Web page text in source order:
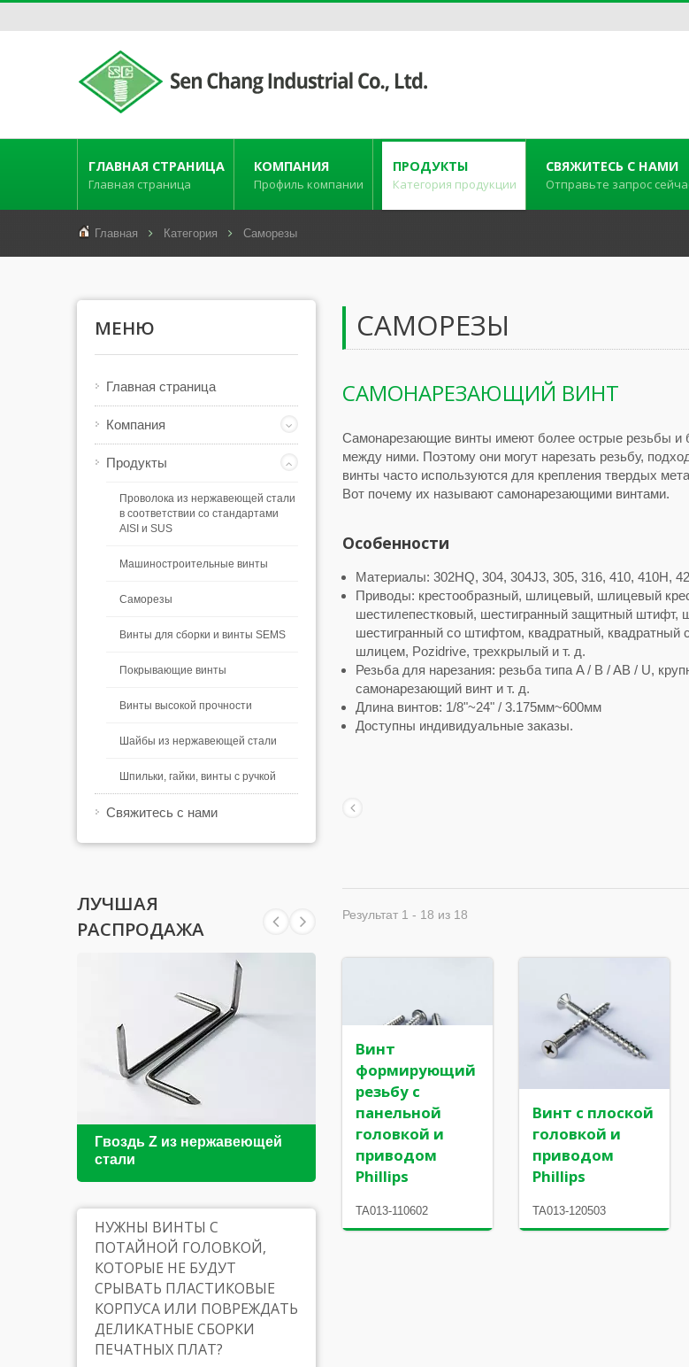
ГЛАВНАЯ СТРАНИЦА
Главная страница
КОМПАНИЯ
Профиль компании
ПРОДУКТЫ
Категория продукции
СВЯЖИТЕСЬ С НАМИ
Отправьте запрос
Главная Категория Саморезы
МЕНЮ
Главная страница
Компания
Продукты
Проволока из нержавеющей стали
в соответствии со стандартами
AISI и SUS
Машиностроительные винты
Саморезы
Винты для сборки и винты SEMS
Покрывающие винты
Винты высокой прочности
Шайбы из нержавеющей стали
Шпильки, гайки, винты с ручкой
Свяжитесь с нами
ЛУЧШАЯ
РАСПРОДАЖА
Гвоздь Z из нержавеющей
стали
Винты с торцевой головкой
DIN912
НУЖНЫ ВИНТЫ С
ПОТАЙНОЙ ГОЛОВКОЙ,
КОТОРЫЕ НЕ БУДУТ
СРЫВАТЬ ПЛАСТИКОВЫЕ
КОРПУСА ИЛИ ПОВРЕЖДАТЬ
ДЕЛИКАТНЫЕ СБОРКИ
ПЕЧАТНЫХ ПЛАТ?
САМОРЕЗЫ
САМОНАРЕЗАЮЩИЙ ВИНТ
Самонарезающие винты имеют более острые резьбы и
между ними. Поэтому они могут нарезать резьбу,
винты часто используются для крепления твердых
Вот почему их называют самонарезающими винтами.
Особенности
Материалы: 302HQ, 304, 304J3, 305, 316, 410, 410H,
Приводы: крестообразный, шлицевый, шлицевый
шестилепестковый, шестигранный защитный штифт,
шестигранный со штифтом, квадратный, квадратный
шлицем, Pozidrive, трехкрылый и т. д.
Резьба для нарезания: резьба типа A / B / AB / U,
самонарезающий винт и т. д.
Длина винтов: 1/8"~24" / 3.175мм~600мм
Доступны индивидуальные заказы.
Результат 1 - 18 из 18
Винт
формирующий
резьбу с
панельной
головкой и
приводом
Phillips
TA013-110602
Винт с плоской
головкой и
приводом
Phillips
TA013-120503